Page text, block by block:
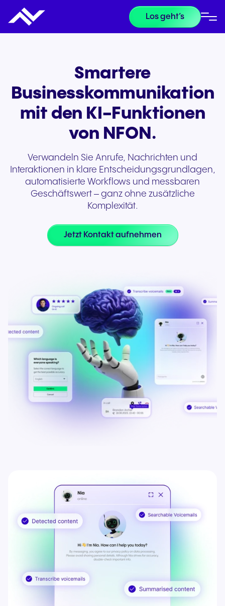
Los geht’s
Smartere
Businesskommunikation
mit den KI-Funktionen
von NFON.
Verwandeln Sie Anrufe, Nachrichten und
Interaktionen in klare Entscheidungsgrundlagen,
automatisierte Workflows und messbaren
Geschäftswert – ganz ohne zusätzliche
Komplexität.
Jetzt Kontakt aufnehmen